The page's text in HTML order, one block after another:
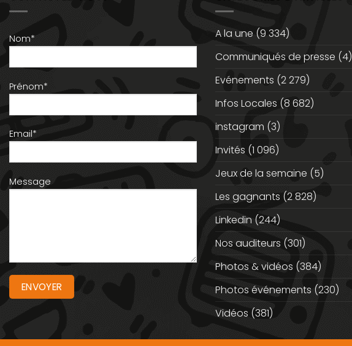
Nom*
Prénom*
Email*
Message
A la une (9 334)
Communiqués de presse (4)
Evénements (2 279)
Infos Locales (8 682)
instagram (3)
Invités (1 096)
Jeux de la semaine (5)
Les gagnants (2 828)
Linkedin (244)
Nos auditeurs (301)
Photos & vidéos (384)
Photos événements (230)
Vidéos (381)